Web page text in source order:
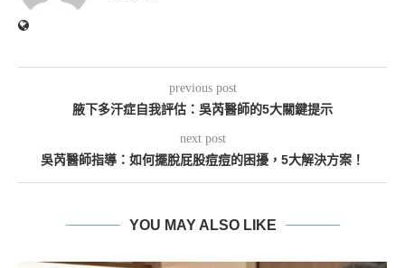
previous post
腋下多汗症自我評估：吳芮醫師的5大關鍵提示
next post
吳芮醫師指導：如何擺脫屁股痘痘的困擾，5大解決方案！
YOU MAY ALSO LIKE